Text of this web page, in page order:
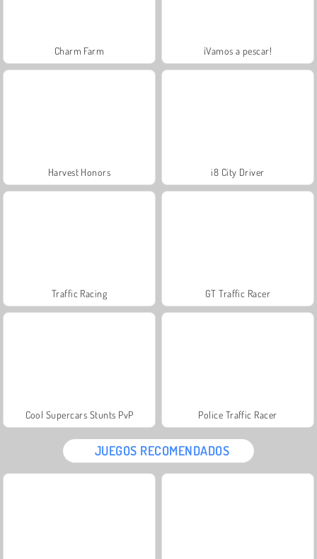
Charm Farm ¡Vamos a pescar!
Harvest Honors i8 City Driver
Traffic Racing GT Traffic Racer
Cool Supercars Stunts PvP Police Traffic Racer
JUEGOS RECOMENDADOS